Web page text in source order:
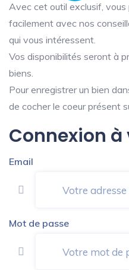
Avec cet outil exclusif,
facilement avec nos
qui vous intéressent.
Vos disponibilités seront à
biens.
Pour enregistrer un bien
de cocher le coeur présent
Connexion
Email
Mot de passe